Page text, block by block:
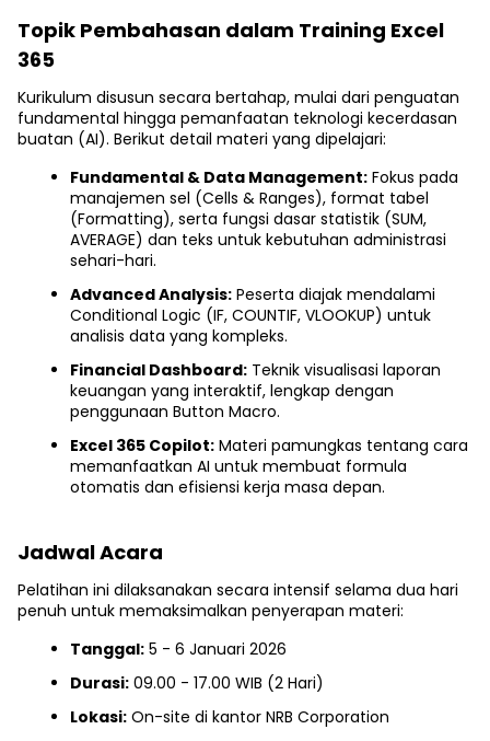
Topik Pembahasan dalam Training Excel
365
Kurikulum disusun secara bertahap, mulai dari penguatan
fundamental hingga pemanfaatan teknologi kecerdasan
buatan (AI). Berikut detail materi yang dipelajari:
Fundamental & Data Management: Fokus pada
manajemen sel (Cells & Ranges), format tabel
(Formatting), serta fungsi dasar statistik (SUM,
AVERAGE) dan teks untuk kebutuhan administrasi
sehari-hari.
Advanced Analysis: Peserta diajak mendalami
Conditional Logic (IF, COUNTIF, VLOOKUP) untuk
analisis data yang kompleks.
Financial Dashboard: Teknik visualisasi laporan
keuangan yang interaktif, lengkap dengan
penggunaan Button Macro.
Excel 365 Copilot: Materi pamungkas tentang cara
memanfaatkan AI untuk membuat formula
otomatis dan efisiensi kerja masa depan.
Jadwal Acara
Pelatihan ini dilaksanakan secara intensif selama dua hari
penuh untuk memaksimalkan penyerapan materi:
Tanggal: 5 - 6 Januari 2026
Durasi: 09.00 - 17.00 WIB (2 Hari)
Lokasi: On-site di kantor NRB Corporation